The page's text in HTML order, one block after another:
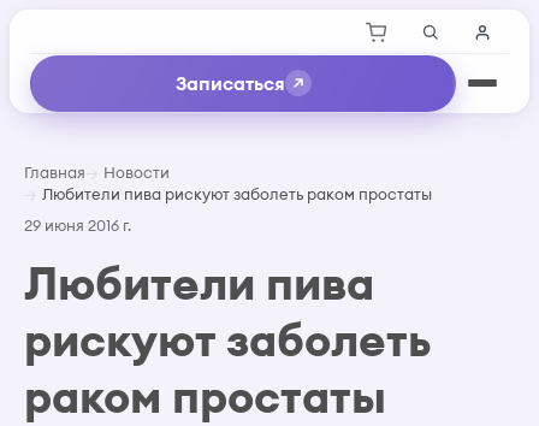
Записаться
Главная
Новости
Любители пива рискуют заболеть раком простаты
29 июня 2016 г.
Любители пива
рискуют заболеть
раком простаты